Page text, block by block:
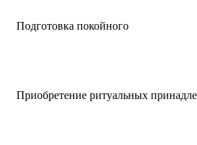
Подготовка покойного
Приобретение ритуальных